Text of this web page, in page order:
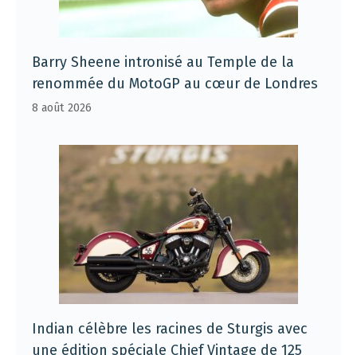
Barry Sheene intronisé au Temple de la
renommée du MotoGP au cœur de Londres
8 août 2026
Indian célèbre les racines de Sturgis avec
une édition spéciale Chief Vintage de 125